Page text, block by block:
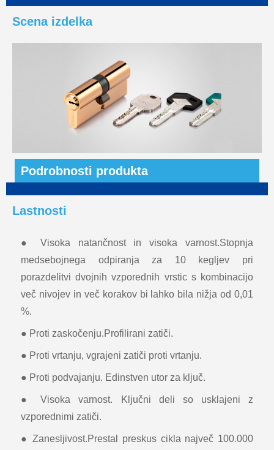
Scena izdelka
Podrobnosti produkta
Lastnosti
● Visoka natančnost in visoka varnost.Stopnja
medsebojnega odpiranja za 10 kegljev pri
porazdelitvi dvojnih vzporednih vrstic s kombinacijo
več nivojev in več korakov bi lahko bila nižja od 0,01
%.
● Proti zaskočenju.Profilirani zatiči.
● Proti vrtanju, vgrajeni zatiči proti vrtanju.
● Proti podvajanju. Edinstven utor za ključ.
● Visoka varnost. Ključni deli so usklajeni z
vzporednimi zatiči.
● Zanesljivost.Prestal preskus cikla največ 100.000